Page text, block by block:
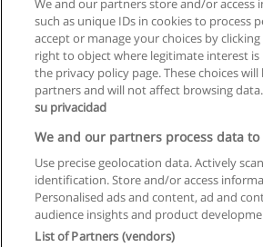
Solicite informação
Regras de uso
Privacidade de dados
Entrar em contato com
Copyright © Educaedu Business S.L. -
We and our partners store and/or access
such as unique IDs in cookies to process
accept or manage your choices by
right to object where legitimate interest is
the privacy policy page. These choices
partners and will not affect browsing data.
su privacidad
We and our partners process data
Use precise geolocation data. Actively
identification. Store and/or access
Personalised ads and content, ad and
audience insights and product
List of Partners (vendors)